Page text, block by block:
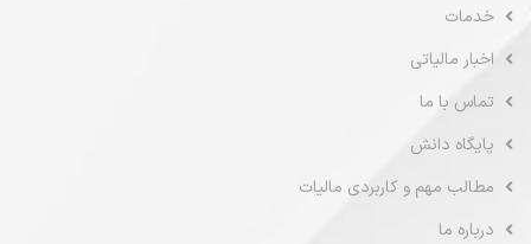
خدمات
اخبار مالیاتی
تماس با ما
پایگاه دانش
مطالب مهم و کاربردی مالیات
درباره ما